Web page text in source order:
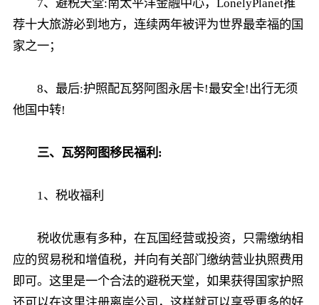
7、避税天堂:南太平洋金融中心，LonelyPlanet推
荐十大旅游必到地方，连续两年被评为世界最幸福的国
家之一；
8、最后:护照配瓦努阿图永居卡!最安全!出行无须
他国中转!
三、瓦努阿图移民福利:
1、税收福利
税收优惠有多种，在瓦国经营或投资，只需缴纳相
应的贸易税和增值税，并向有关部门缴纳营业执照费用
即可。这里是一个合法的避税天堂，如果获得国家护照
还可以在这里注册离岸公司，这样就可以享受更多的好